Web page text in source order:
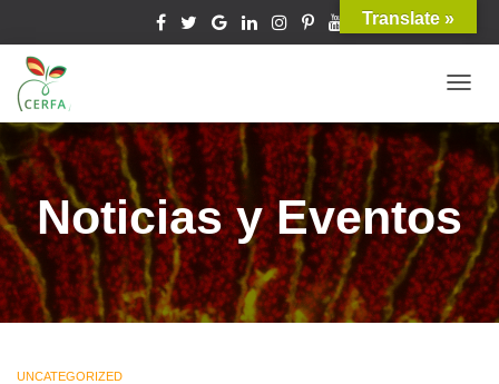
Noticias y Eventos
UNCATEGORIZED
Translate »